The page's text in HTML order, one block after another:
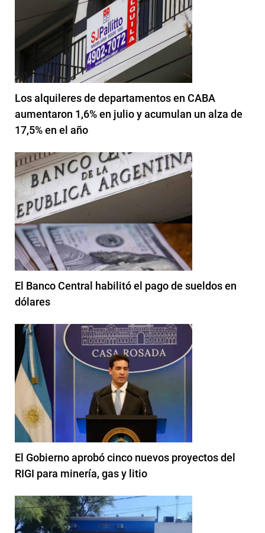
Los alquileres de departamentos en CABA
aumentaron 1,6% en julio y acumulan un alza de
17,5% en el año
El Banco Central habilitó el pago de sueldos en
dólares
El Gobierno aprobó cinco nuevos proyectos del
RIGI para minería, gas y litio